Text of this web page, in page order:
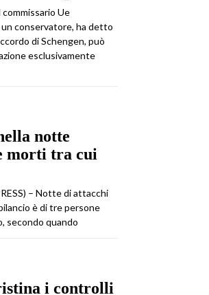
commissario Ue
un conservatore, ha detto
di Schengen, può
esclusivamente
notte
morti tra cui
– Notte di attacchi
è di tre persone
secondo quando
i controlli